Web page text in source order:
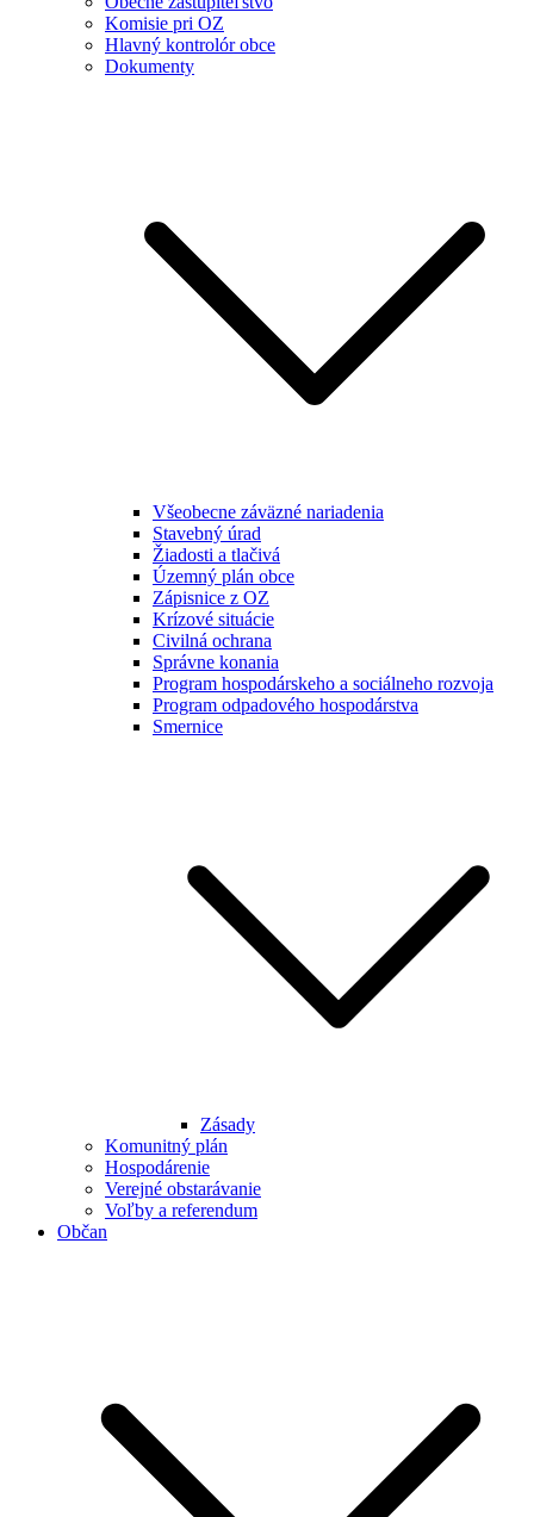
Komisie pri OZ
Hlavný kontrolór obce
Dokumenty
Všeobecne záväzné nariadenia
Stavebný úrad
Žiadosti a tlačivá
Územný plán obce
Zápisnice z OZ
Krízové situácie
Civilná ochrana
Správne konania
Program hospodárskeho a sociálneho rozvoja
Program odpadového hospodárstva
Smernice
Zásady
Komunitný plán
Hospodárenie
Verejné obstarávanie
Voľby a referendum
Občan